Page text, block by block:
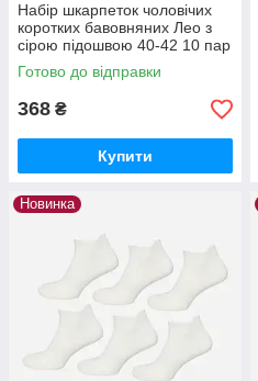
Набір шкарпеток чоловічих
коротких бавовняних Лео з
сірою підошвою 40-42 10 пар
Білий/Сірий
Готово до відправки
368 ₴
Купити
Новинка